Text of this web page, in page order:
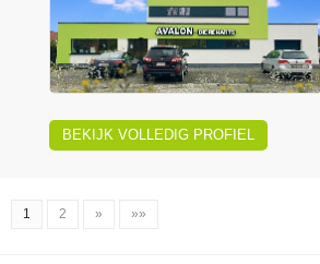
BEKIJK VOLLEDIG PROFIEL
1 2 » »»